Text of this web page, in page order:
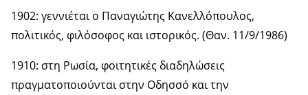
1902: γεννιέται ο Παναγιώτης Κανελλόπουλος,
πολιτικός, φιλόσοφος και ιστορικός. (Θαν. 11/9/1986)
1910: στη Ρωσία, φοιτητικές διαδηλώσεις
πραγματοποιούνται στην Οδησσό και την